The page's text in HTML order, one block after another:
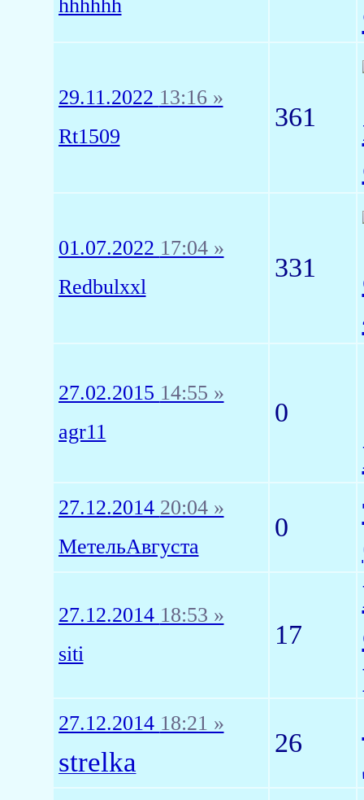
hhhhhh
29.11.2022 13:16 »
Rt1509
361
01.07.2022 17:04 »
Redbulxxl
331
27.02.2015 14:55 »
agr11
0
27.12.2014 20:04 »
МетельАвгуста
0
27.12.2014 18:53 »
siti
17
27.12.2014 18:21 »
strelka
26